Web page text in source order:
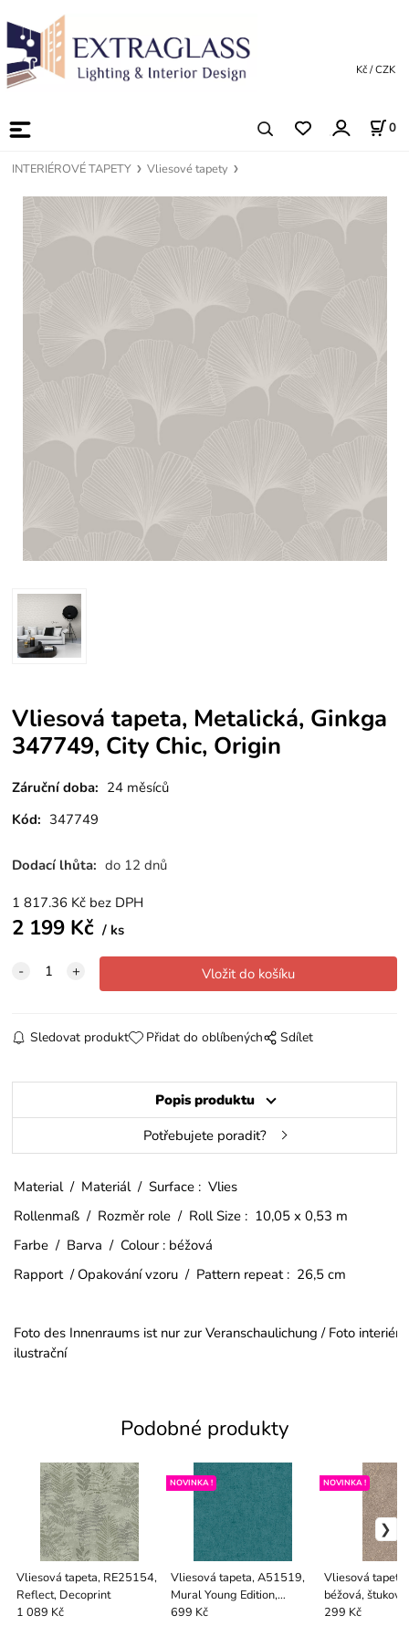
0
Kč / CZK
INTERIÉROVÉ TAPETY Vliesové tapety
Vliesová tapeta, Metalická, Ginkga
347749, City Chic, Origin
Záruční doba: 24 měsíců
Kód: 347749
Dodací lhůta: do 12 dnů
1 817.36 Kč bez DPH
2 199 Kč ks
Sledovat produkt Přidat do oblíbených Sdílet
Popis produktu
Potřebujete poradit?
Material / Materiál / Surface : Vlies
Rollenmaß / Rozměr role / Roll Size : 10,05 x 0,53 m
Farbe / Barva / Colour : béžová
Rapport / Opakování vzoru / Pattern repeat : 26,5 cm
Foto des Innenraums ist nur zur Veranschaulichung / Foto
ilustrační
Podobné produkty
Vliesová tapeta, RE25154,
Reflect, Decoprint
1 089 Kč
Vliesová tapeta, A51519,
Mural Young Edition,
Grandeco
NOVINKA !
699 Kč
Vliesová
béžová,
A20818,
NOVINKA !
299 Kč